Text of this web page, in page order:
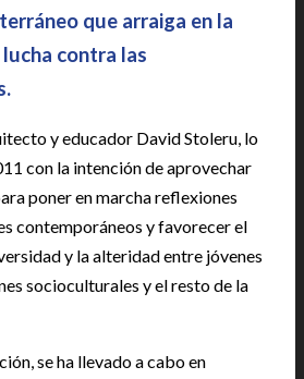
que arraiga en la
contra las
y educador David Stoleru, lo
con la intención de aprovechar
poner en marcha reflexiones
contemporáneos y favorecer el
y la alteridad entre jóvenes
socioculturales y el resto de la
se ha llevado a cabo en